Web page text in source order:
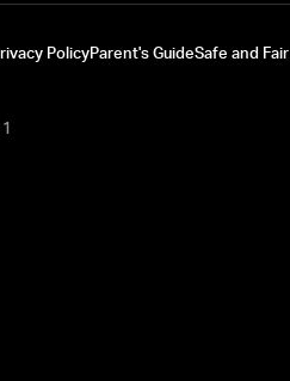
PolicyParent's GuideSafe and